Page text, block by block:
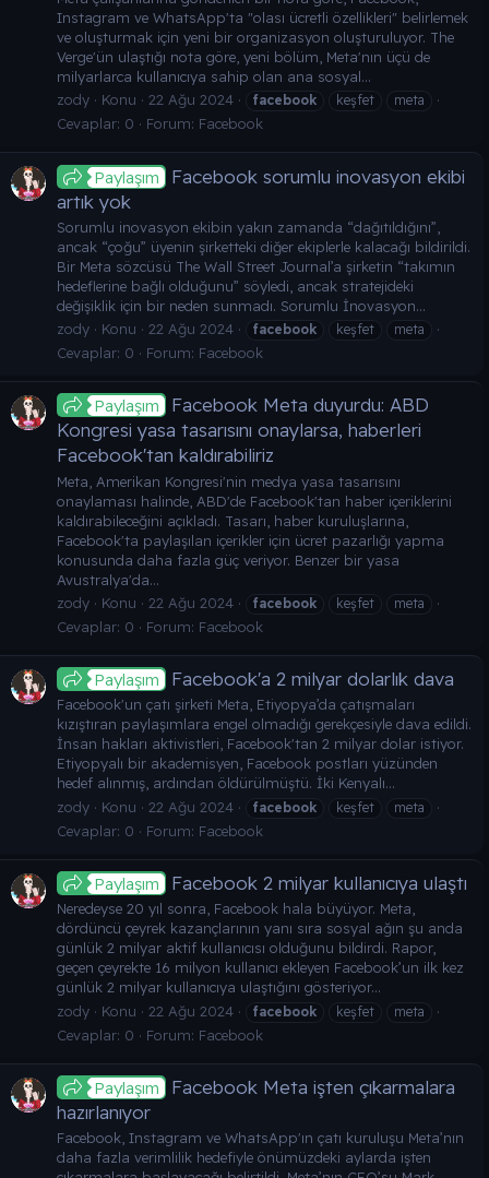
Instagram ve WhatsApp'ta "olası ücretli özellikleri" belirlemek
ve oluşturmak için yeni bir organizasyon oluşturuluyor. The
Verge'ün ulaştığı nota göre, yeni bölüm, Meta'nın üçü de
milyarlarca kullanıcıya sahip olan ana sosyal...
zody
Konu 22 Ağu 2024 facebook keşfet meta
Cevaplar: 0 Forum: Facebook
Paylaşım
Facebook sorumlu inovasyon ekibi
artık yok
Sorumlu inovasyon ekibin yakın zamanda “dağıtıldığını”,
ancak “çoğu” üyenin şirketteki diğer ekiplerle kalacağı bildirildi.
Bir Meta sözcüsü The Wall Street Journal’a şirketin “takımın
hedeflerine bağlı olduğunu” söyledi, ancak stratejideki
değişiklik için bir neden sunmadı. Sorumlu İnovasyon...
zody
Konu 22 Ağu 2024 facebook keşfet meta
Cevaplar: 0 Forum: Facebook
Paylaşım
Facebook Meta duyurdu: ABD
Kongresi yasa tasarısını onaylarsa, haberleri
Facebook'tan kaldırabiliriz
Meta, Amerikan Kongresi'nin medya yasa tasarısını
onaylaması halinde, ABD'de Facebook'tan haber içeriklerini
kaldırabileceğini açıkladı. Tasarı, haber kuruluşlarına,
Facebook'ta paylaşılan içerikler için ücret pazarlığı yapma
konusunda daha fazla güç veriyor. Benzer bir yasa
Avustralya'da...
zody
Konu 22 Ağu 2024 facebook keşfet meta
Cevaplar: 0 Forum: Facebook
Paylaşım Facebook'a 2 milyar dolarlık dava
Facebook'un çatı şirketi Meta, Etiyopya’da çatışmaları
kızıştıran paylaşımlara engel olmadığı gerekçesiyle dava edildi.
İnsan hakları aktivistleri, Facebook'tan 2 milyar dolar istiyor.
Etiyopyalı bir akademisyen, Facebook postları yüzünden
hedef alınmış, ardından öldürülmüştü. İki Kenyalı...
zody
Konu 22 Ağu 2024 facebook keşfet meta
Cevaplar: 0 Forum: Facebook
Paylaşım Facebook 2 milyar kullanıcıya ulaştı
Neredeyse 20 yıl sonra, Facebook hala büyüyor. Meta,
dördüncü çeyrek kazançlarının yanı sıra sosyal ağın şu anda
günlük 2 milyar aktif kullanıcısı olduğunu bildirdi. Rapor,
geçen çeyrekte 16 milyon kullanıcı ekleyen Facebook’un ilk kez
günlük 2 milyar kullanıcıya ulaştığını gösteriyor...
zody
Konu 22 Ağu 2024 facebook keşfet meta
Cevaplar: 0 Forum: Facebook
Paylaşım
Facebook Meta işten çıkarmalara
hazırlanıyor
Facebook, Instagram ve WhatsApp'ın çatı kuruluşu Meta’nın
daha fazla verimlilik hedefiyle önümüzdeki aylarda işten